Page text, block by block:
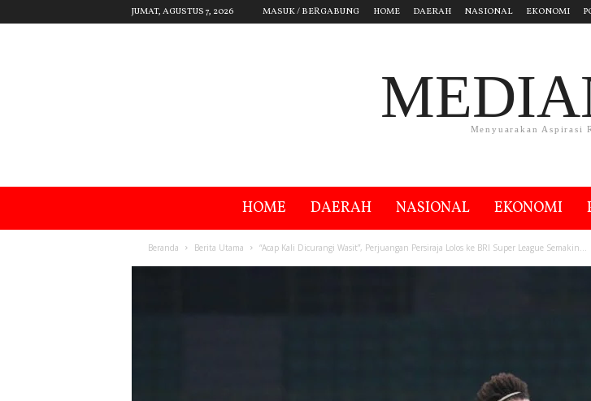
JUMAT, AGUSTUS 7, 2026 MASUK / BERGABUNG HOME DAERAH NASIONAL EKONOMI
Menyuarakan Aspirasi
HOME DAERAH NASIONAL EKONOMI
Beranda Berita Utama “Acap Kali Dicurangi Wasit”, Perjuangan Persiraja Lolos ke BRI Super League Semakin...